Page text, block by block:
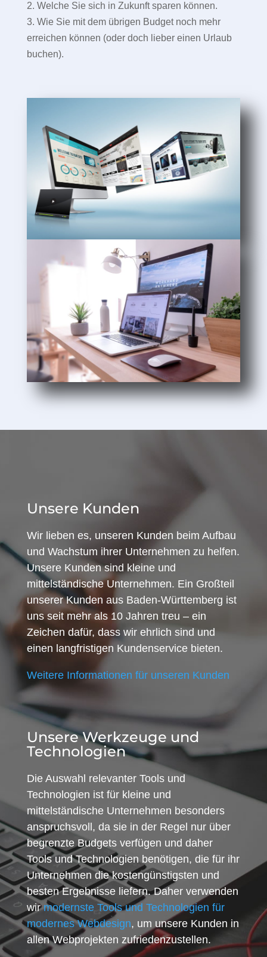
2. Welche Sie sich in Zukunft sparen können.
3. Wie Sie mit dem übrigen Budget noch mehr
erreichen können (oder doch lieber einen Urlaub
buchen).
Unsere Kunden
Wir lieben es, unseren Kunden beim Aufbau
und Wachstum ihrer Unternehmen zu helfen.
Unsere Kunden sind kleine und
mittelständische Unternehmen. Ein Großteil
unserer Kunden aus Baden-Württemberg ist
uns seit mehr als 10 Jahren treu – ein
Zeichen dafür, dass wir ehrlich sind und
einen langfristigen Kundenservice bieten.
Weitere Informationen für unseren Kunden
Unsere Werkzeuge und
Technologien
Die Auswahl relevanter Tools und
Technologien ist für kleine und
mittelständische Unternehmen besonders
anspruchsvoll, da sie in der Regel nur über
begrenzte Budgets verfügen und daher
Tools und Technologien benötigen, die für ihr
Unternehmen die kostengünstigsten und
besten Ergebnisse liefern. Daher verwenden
wirmodernste Tools und Technologien für
modernes Webdesign, um unsere Kunden in
allen Webprojekten zufriedenzustellen.